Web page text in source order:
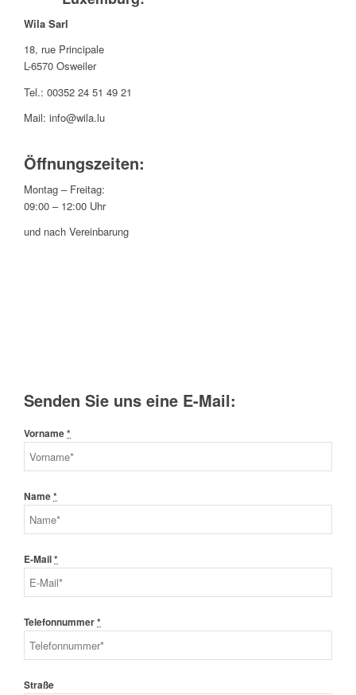
Wila Sarl
18, rue Principale
L-6570 Osweiler
Tel.: 00352 24 51 49 21
Mail: info@wila.lu
Öffnungszeiten:
Montag – Freitag:
09:00 – 12:00 Uhr
und nach Vereinbarung
Senden Sie uns eine E-Mail:
Vorname*
Name*
E-Mail*
Telefonnummer*
Straße